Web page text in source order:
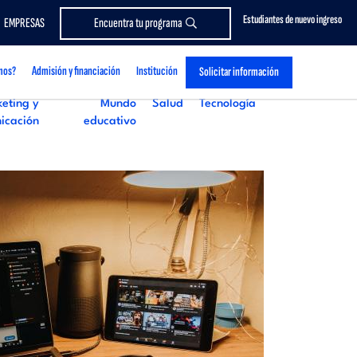
Estudiantes de nuevo ingreso
EMPRESAS Encuentra tu programa
Admisión y financiación Institución Solicitar información
y
Mundo
educativo
Salud Tecnología